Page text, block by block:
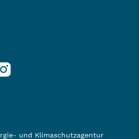
und Klimaschutzagentur